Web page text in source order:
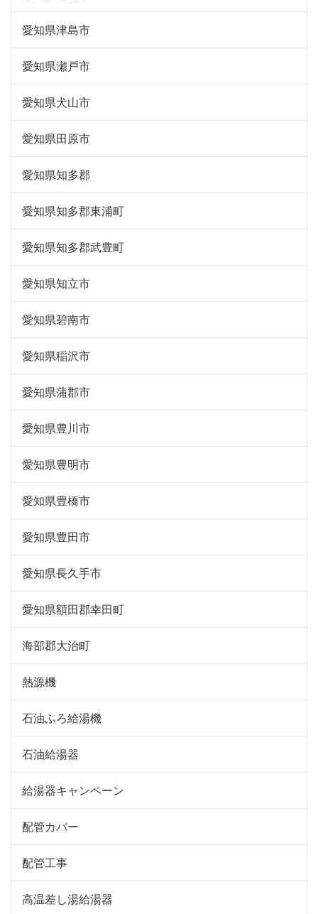
愛知県津島市
愛知県瀬戸市
愛知県犬山市
愛知県田原市
愛知県知多郡
愛知県知多郡東浦町
愛知県知多郡武豊町
愛知県知立市
愛知県碧南市
愛知県稲沢市
愛知県蒲郡市
愛知県豊川市
愛知県豊明市
愛知県豊橋市
愛知県豊田市
愛知県長久手市
愛知県額田郡幸田町
海部郡大治町
熱源機
石油ふろ給湯機
石油給湯器
給湯器キャンペーン
配管カバー
配管工事
高温差し湯給湯器